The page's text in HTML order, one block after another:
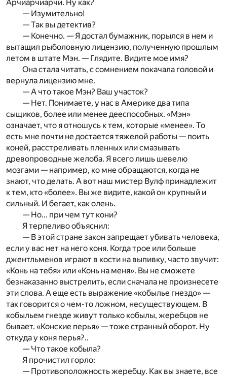
Арчиарчиарчи. Ну как?
— Изумительно!
— Так вы детектив?
— Конечно. — Я достал бумажник, порылся в нем и
вы­тащил рыболовную лицензию, полученную прошлым
летом в штате Мэн. — Глядите. Видите мое имя?
Она стала читать, c сомнением покачала головой и
вернула лицензию мне.
— А что такое Мэн? Ваш участок?
— Нет. Понимаете, у нас в Америке два типа
сыщиков, более или менее дееспособных. «Мэн»
означает, что я отношусь к тем, которые «менее». То
есть мне почти не достается тяжелой работы — поить
коней, расстреливать пленных или смазывать
древопроводные желоба. Я всего лишь шевелю
мозгами — например, ко мне обращаются, когда не
знают, что делать. А вот наш мистер Вулф принадлежит
к тем, кто «более». Вы же видите, какой он крупный и
сильный. И бегает, как олень.
— Но... при чем тут кони?
Я терпеливо объяснил:
— В этой стране закон запрещает убивать человека,
если у вас нет на него коня. Когда трое или больше
джентльменов играют в кости на выпивку, часто звучит:
«Конь на тебя» или «Конь на меня». Вы не сможете
безнаказанно выстрелить, если сначала не произнесете
эти слова. А еще есть выражение «кобылье гнездо» —
так говорится о чем-то ложном, несуществующем. В
кобыльем гнезде живут только кобылы, жеребцов не
бывает. «Конские перья» — тоже странный оборот. Ну
откуда у коня перья?..
— Что такое кобыла?
Я прочистил горло:
— Противоположность жеребцу. Как вы знаете, все